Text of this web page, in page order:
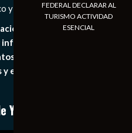
y el Mundo a Tu Alcance
digital que tiene como
al publico en
mas recientes e
el mundo de forma eficaz,
FEDERAL DECLARAR AL
TURISMO ACTIVIDAD
ESENCIAL